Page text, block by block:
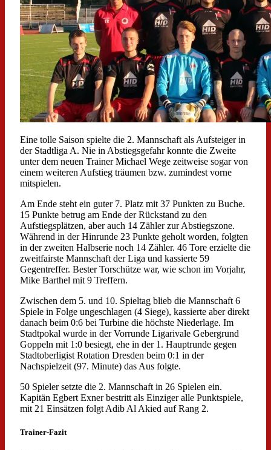
Eine tolle Saison spielte die 2. Mannschaft als Aufsteiger in
der Stadtliga A. Nie in Abstiegsgefahr konnte die Zweite
unter dem neuen Trainer Michael Wege zeitweise sogar von
einem weiteren Aufstieg träumen bzw. zumindest vorne
mitspielen.
Am Ende steht ein guter 7. Platz mit 37 Punkten zu Buche.
15 Punkte betrug am Ende der Rückstand zu den
Aufstiegsplätzen, aber auch 14 Zähler zur Abstiegszone.
Während in der Hinrunde 23 Punkte geholt worden, folgten
in der zweiten Halbserie noch 14 Zähler. 46 Tore erzielte die
zweitfairste Mannschaft der Liga und kassierte 59
Gegentreffer. Bester Torschütze war, wie schon im Vorjahr,
Mike Barthel mit 9 Treffern.
Zwischen dem 5. und 10. Spieltag blieb die Mannschaft 6
Spiele in Folge ungeschlagen (4 Siege), kassierte aber direkt
danach beim 0:6 bei Turbine die höchste Niederlage. Im
Stadtpokal wurde in der Vorrunde Ligarivale Gebergrund
Goppeln mit 1:0 besiegt, ehe in der 1. Hauptrunde gegen
Stadtoberligist Rotation Dresden beim 0:1 in der
Nachspielzeit (97. Minute) das Aus folgte.
50 Spieler setzte die 2. Mannschaft in 26 Spielen ein.
Kapitän Egbert Exner bestritt als Einziger alle Punktspiele,
mit 21 Einsätzen folgt Adib Al Akied auf Rang 2.
Trainer-Fazit